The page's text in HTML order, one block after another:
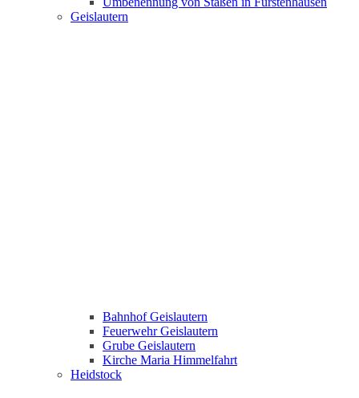
Geislautern
Bahnhof Geislautern
Feuerwehr Geislautern
Grube Geislautern
Kirche Maria Himmelfahrt
Heidstock